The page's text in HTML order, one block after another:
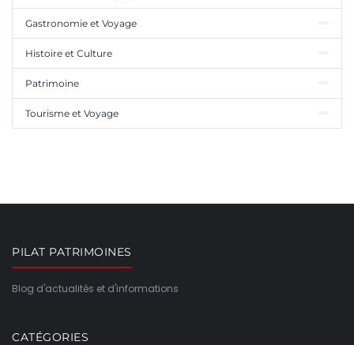
Gastronomie et Voyage
Histoire et Culture
Patrimoine
Tourisme et Voyage
PILAT PATRIMOINES
Blog d'actualités et d'informations
CATÉGORIES